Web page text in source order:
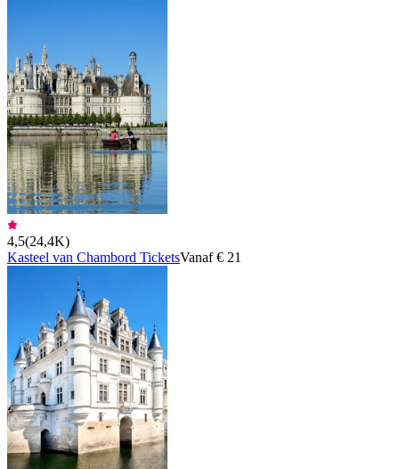
4,5(24,4K)
Kasteel van Chambord TicketsVanaf € 21